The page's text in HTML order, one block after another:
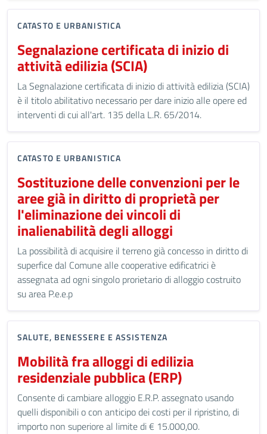
CATASTO E URBANISTICA
Segnalazione certificata di inizio di
attività edilizia (SCIA)
La Segnalazione certificata di inizio di attività edilizia (SCIA)
è il titolo abilitativo necessario per dare inizio alle opere ed
interventi di cui all'art. 135 della L.R. 65/2014.
CATASTO E URBANISTICA
Sostituzione delle convenzioni per le
aree già in diritto di proprietà per
l'eliminazione dei vincoli di
inalienabilità degli alloggi
La possibilità di acquisire il terreno già concesso in diritto di
superfice dal Comune alle cooperative edificatrici è
assegnata ad ogni singolo prorietario di alloggio costruito
su area P.e.e.p
SALUTE, BENESSERE E ASSISTENZA
Mobilità fra alloggi di edilizia
residenziale pubblica (ERP)
Consente di cambiare alloggio E.R.P. assegnato usando
quelli disponibili o con anticipo dei costi per il ripristino, di
importo non superiore al limite di € 15.000,00.